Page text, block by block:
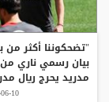
"تضحكوننا أكثر من
بيان رسمي ناري من
مدريد يحرج ريال
2026-06-